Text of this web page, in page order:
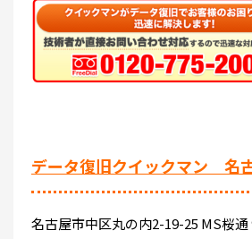
データ復旧クイックマン 名
名古屋市中区丸の内2-19-25 MS桜通